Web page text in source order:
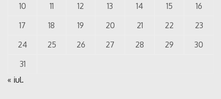
10
11 12 13 14 15
16
17
18 19 20 21 22
23
24
25 26 27 28 29
30
31
« iul.